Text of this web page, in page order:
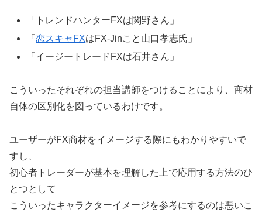
「トレンドハンターFXは関野さん」
「恋スキャFXはFX-Jinこと山口孝志氏」
「イージートレードFXは石井さん」
こういったそれぞれの担当講師をつけることにより、商材
自体の区別化を図っているわけです。
ユーザーがFX商材をイメージする際にもわかりやすいで
すし、
初心者トレーダーが基本を理解した上で応用する方法のひ
とつとして
こういったキャラクターイメージを参考にするのは悪いこ